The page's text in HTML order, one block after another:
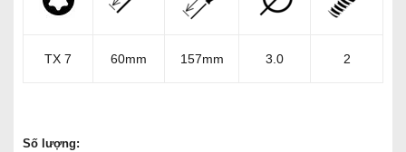
TX 7 60mm 157mm 3.0 2
Số lượng: